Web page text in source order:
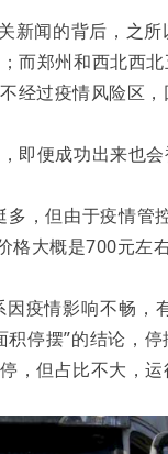
新闻的背后，之
而郑州和西北西
经过疫情风险区，
即便成功出来也
多，但由于疫情管
格大概是700元左
疫情影响不畅
积停摆”的结论，
，但占比不大，运